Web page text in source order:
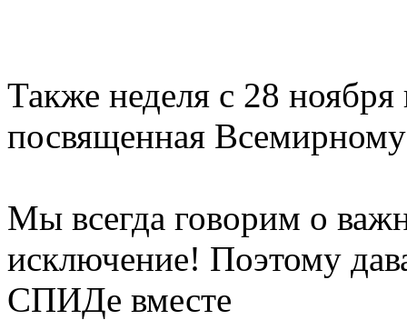
Также неделя с 28 ноября
посвященная
Мы всегда говорим о
исключение! Поэтому
СПИДе вместе